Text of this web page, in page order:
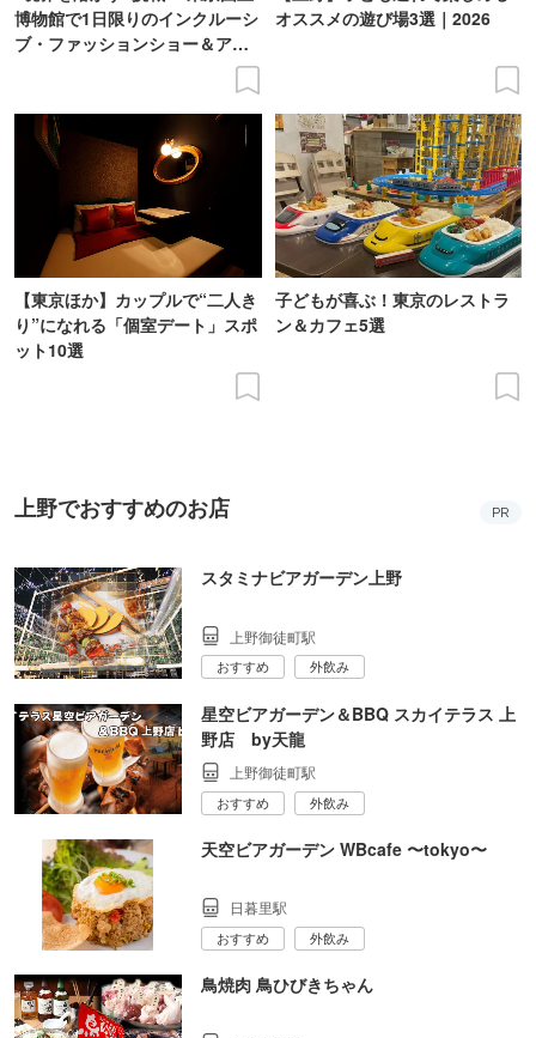
博物館で1日限りのインクルーシ
ブ・ファッションショー＆アー
オススメの遊び場3選｜2026
【東京ほか】カップルで“二人き
り”になれる「個室デート」スポ
ット10選
子どもが喜ぶ！東京のレストラ
ン＆カフェ5選
上野でおすすめのお店 PR
スタミナビアガーデン上野
上野御徒町駅
おすすめ 外飲み
星空ビアガーデン＆BBQ スカイテラス 上
野店 by天龍
上野御徒町駅
おすすめ 外飲み
天空ビアガーデン WBcafe 〜tokyo〜
日暮里駅
おすすめ 外飲み
鳥焼肉 鳥ひびきちゃん